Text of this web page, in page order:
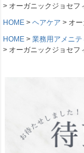
オーガニックジョセフ
HOME
ヘアケア
オ
HOME
業務用アメニ
オーガニックジョセフ